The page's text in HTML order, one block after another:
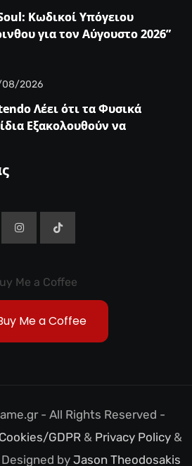
Κωδικοί Υπόγειου
για τον Αύγουστο 2026”
2026
Λέει ότι τα Φυσικά
Εξακολουθούν να
Me a Coffee
Me a Coffee
- All Rights Reserved -
GDPR & Privacy Policy &
byJason Theodosakis